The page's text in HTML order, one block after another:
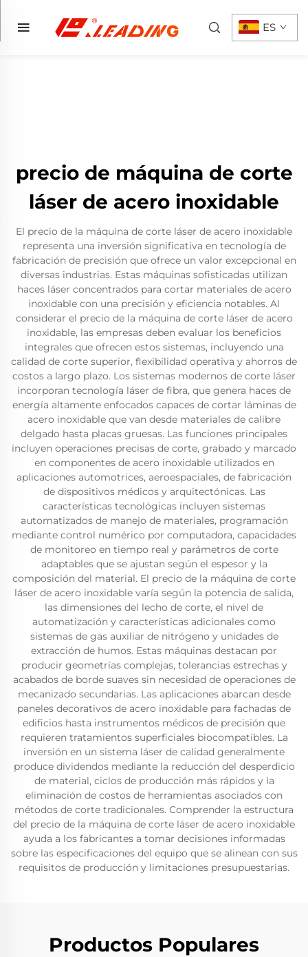
ES
precio de máquina de corte
láser de acero inoxidable
El precio de la máquina de corte láser de acero inoxidable
representa una inversión significativa en tecnología de
fabricación de precisión que ofrece un valor excepcional en
diversas industrias. Estas máquinas sofisticadas utilizan
haces láser concentrados para cortar materiales de acero
inoxidable con una precisión y eficiencia notables. Al
considerar el precio de la máquina de corte láser de acero
inoxidable, las empresas deben evaluar los beneficios
integrales que ofrecen estos sistemas, incluyendo una
calidad de corte superior, flexibilidad operativa y ahorros de
costos a largo plazo. Los sistemas modernos de corte láser
incorporan tecnología láser de fibra, que genera haces de
energía altamente enfocados capaces de cortar láminas de
acero inoxidable que van desde materiales de calibre
delgado hasta placas gruesas. Las funciones principales
incluyen operaciones precisas de corte, grabado y marcado
en componentes de acero inoxidable utilizados en
aplicaciones automotrices, aeroespaciales, de fabricación
de dispositivos médicos y arquitectónicas. Las
características tecnológicas incluyen sistemas
automatizados de manejo de materiales, programación
mediante control numérico por computadora, capacidades
de monitoreo en tiempo real y parámetros de corte
adaptables que se ajustan según el espesor y la
composición del material. El precio de la máquina de corte
láser de acero inoxidable varía según la potencia de salida,
las dimensiones del lecho de corte, el nivel de
automatización y características adicionales como
sistemas de gas auxiliar de nitrógeno y unidades de
extracción de humos. Estas máquinas destacan por
producir geometrías complejas, tolerancias estrechas y
acabados de borde suaves sin necesidad de operaciones de
mecanizado secundarias. Las aplicaciones abarcan desde
paneles decorativos de acero inoxidable para fachadas de
edificios hasta instrumentos médicos de precisión que
requieren tratamientos superficiales biocompatibles. La
inversión en un sistema láser de calidad generalmente
produce dividendos mediante la reducción del desperdicio
de material, ciclos de producción más rápidos y la
eliminación de costos de herramientas asociados con
métodos de corte tradicionales. Comprender la estructura
del precio de la máquina de corte láser de acero inoxidable
ayuda a los fabricantes a tomar decisiones informadas
sobre las especificaciones del equipo que se alinean con sus
requisitos de producción y limitaciones presupuestarias.
Productos Populares